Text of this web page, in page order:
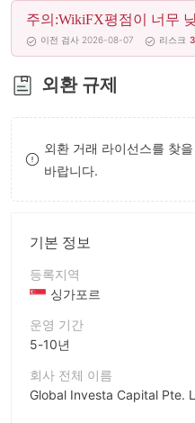
8
9
주의:WikiFX평점이 너무
이전 검사 2026-08-07 리스크 3
외환 규제
외환 거래 라이선스를 찾
바랍니다.
기본 정보
등록지역
싱가포르
운영 기간
5-10년
회사 전체 이름
Global Investa Capital Pte.